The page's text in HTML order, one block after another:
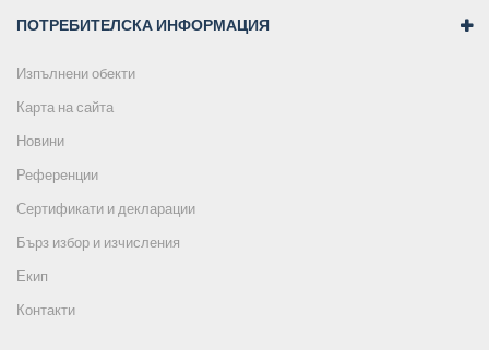
ПОТРЕБИТЕЛСКА ИНФОРМАЦИЯ
Изпълнени обекти
Карта на сайта
Новини
Референции
Сертификати и декларации
Бърз избор и изчисления
Екип
Контакти